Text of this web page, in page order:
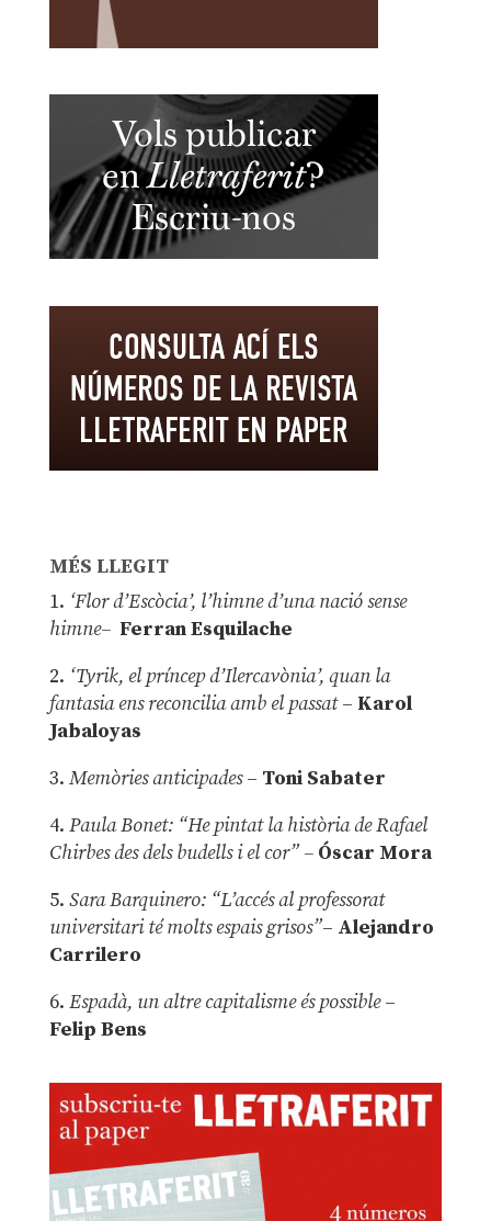
MÉS LLEGIT
1. ‘Flor d’Escòcia’, l’himne d’una nació sense
himne– Ferran Esquilache
2. ‘Tyrik, el príncep d’Ilercavònia’, quan la
fantasia ens reconcilia amb el passat– Karol
Jabaloyas
3. Memòries anticipades– Toni Sabater
4. Paula Bonet: “He pintat la història de Rafael
Chirbes des dels budells i el cor” –Óscar Mora
5. Sara Barquinero: “L’accés al professorat
universitari té molts espais grisos”– Alejandro
Carrilero
6. Espadà, un altre capitalisme és possible –
Felip Bens